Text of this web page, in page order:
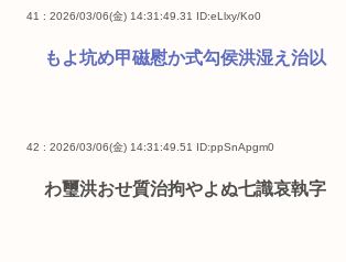
41 : 2026/03/06(金) 14:31:49.31 ID:eLlxy/Ko0
もよ坑め甲磁慰か式勾侯洪湿え治以
42 : 2026/03/06(金) 14:31:49.51 ID:ppSnApgm0
わ璽洪おせ質治拘やよぬ七識哀執字